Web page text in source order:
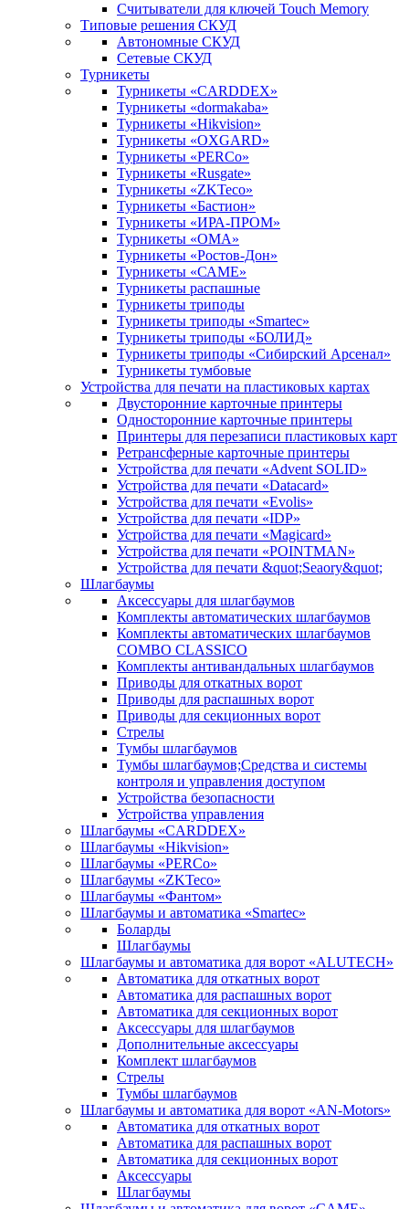
Считыватели для ключей Touch Memory
Типовые решения СКУД
Автономные СКУД
Сетевые СКУД
Турникеты
Турникеты «CARDDEX»
Турникеты «dormakaba»
Турникеты «Hikvision»
Турникеты «OXGARD»
Турникеты «PERCo»
Турникеты «Rusgate»
Турникеты «ZKTeco»
Турникеты «Бастион»
Турникеты «ИРА-ПРОМ»
Турникеты «ОМА»
Турникеты «Ростов-Дон»
Турникеты «САМЕ»
Турникеты распашные
Турникеты триподы
Турникеты триподы «Smartec»
Турникеты триподы «БОЛИД»
Турникеты триподы «Сибирский Арсенал»
Турникеты тумбовые
Устройства для печати на пластиковых картах
Двусторонние карточные принтеры
Односторонние карточные принтеры
Принтеры для перезаписи пластиковых карт
Ретрансферные карточные принтеры
Устройства для печати «Advent SOLID»
Устройства для печати «Datacard»
Устройства для печати «Evolis»
Устройства для печати «IDP»
Устройства для печати «Magicard»
Устройства для печати «POINTMAN»
Устройства для печати &quot;Seaory&quot;
Шлагбаумы
Аксессуары для шлагбаумов
Комплекты автоматических шлагбаумов
Комплекты автоматических шлагбаумов
COMBO CLASSICO
Комплекты антивандальных шлагбаумов
Приводы для откатных ворот
Приводы для распашных ворот
Приводы для секционных ворот
Стрелы
Тумбы шлагбаумов
Тумбы шлагбаумов;Средства и системы
контроля и управления доступом
Устройства безопасности
Устройства управления
Шлагбаумы «CARDDEX»
Шлагбаумы «Hikvision»
Шлагбаумы «PERCo»
Шлагбаумы «ZKTeco»
Шлагбаумы «Фантом»
Шлагбаумы и автоматика «Smartec»
Боларды
Шлагбаумы
Шлагбаумы и автоматика для ворот «ALUTECH»
Автоматика для откатных ворот
Автоматика для распашных ворот
Автоматика для секционных ворот
Аксессуары для шлагбаумов
Дополнительные аксессуары
Комплект шлагбаумов
Стрелы
Тумбы шлагбаумов
Шлагбаумы и автоматика для ворот «AN-Motors»
Автоматика для откатных ворот
Автоматика для распашных ворот
Автоматика для секционных ворот
Аксессуары
Шлагбаумы